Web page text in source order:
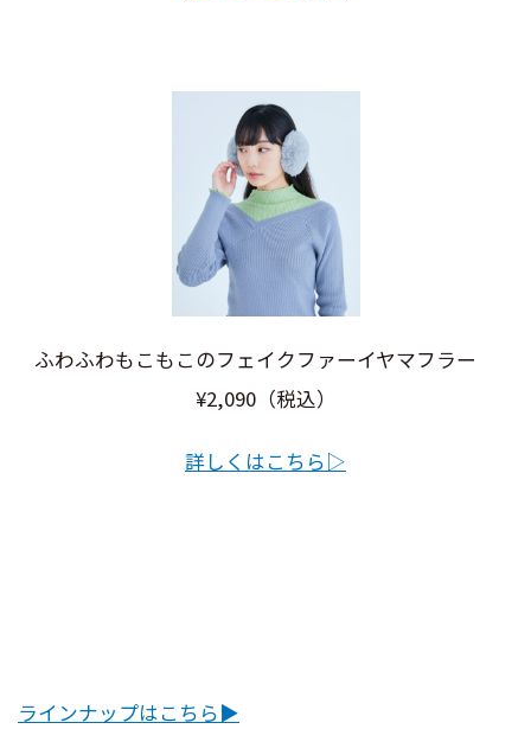
ふわふわもこもこのフェイクファーイヤマフラー
¥2,090（税込）
詳しくはこちら▷
ラインナップはこちら▶︎